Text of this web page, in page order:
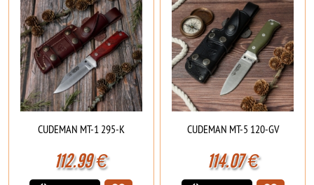
CUDEMAN MT-1 295-K
112.99€
CUDEMAN MT-5 120-GV
114.07€